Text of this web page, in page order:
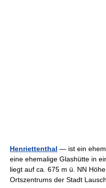
Henriettenthal — ist ein
eine ehemalige Glashütte in
liegt auf ca. 675 m ü. NN
Ortszentrums der Stadt